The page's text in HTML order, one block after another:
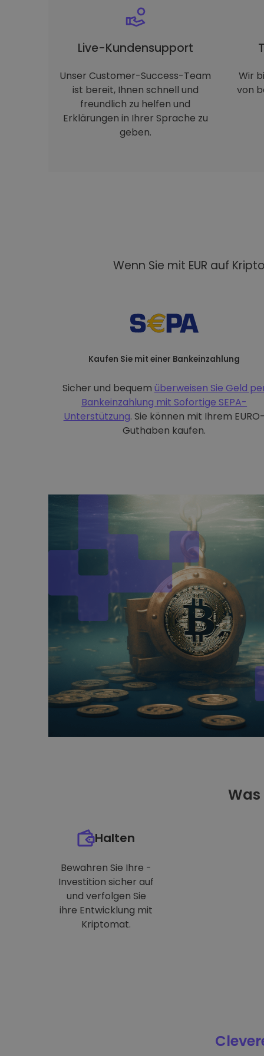
Live-Kundensupport
Unser Customer-Success-Team
ist bereit, Ihnen schnell und
freundlich zu helfen und
Erklärungen in Ihrer Sprache zu
geben.
Wir
von
Wenn Sie mit EUR auf
Kaufen Sie mit einer Bankeinzahlung
Sicher und bequem überweisen Sie Geld
Bankeinzahlung mit Sofortige SEPA-
Unterstützung. Sie können mit Ihrem
Guthaben kaufen.
Halten
Bewahren Sie Ihre -
Investition sicher auf
und verfolgen Sie
ihre Entwicklung mit
Kriptomat.